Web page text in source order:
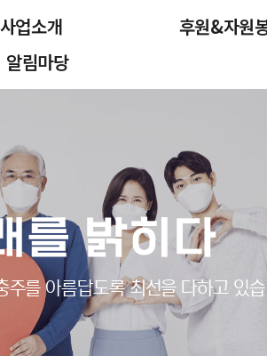
업소개
후원&자원
알림마당
를 밝히다
를 아름답도록 최선을 다하고 있